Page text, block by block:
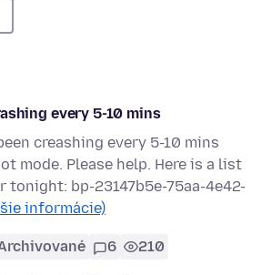
every 5-10 mins
creashing every 5-10 mins
mode. Please help. Here is a list
tonight: bp-23147b5e-75aa-4e42-
informácie)
6 210